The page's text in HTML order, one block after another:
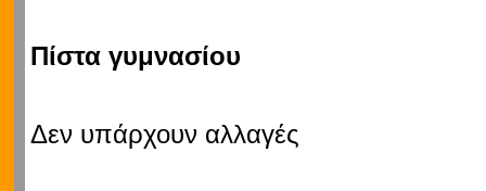
Πίστα γυμνασίου
Δεν υπάρχουν αλλαγές